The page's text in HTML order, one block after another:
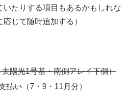
いたりする項目もあるかもしれな
じて随時追加する）
陽光1号基・南側アレイ下側）
払い（7・9・11月分）